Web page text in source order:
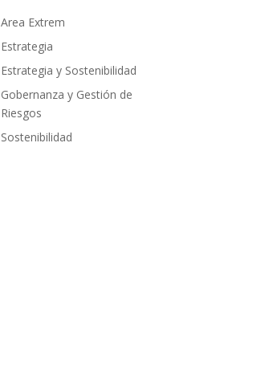
Area Extrem
Estrategia
Estrategia y Sostenibilidad
Gobernanza y Gestión de
Riesgos
Sostenibilidad